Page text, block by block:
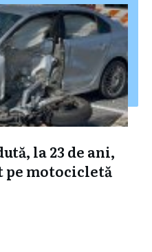
la 23 de ani,
pe motocicletă